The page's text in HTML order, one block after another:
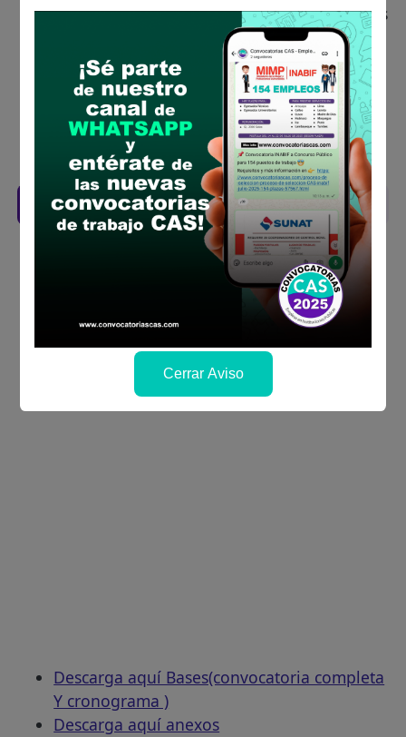
Antes de postular, verifica si cumples con los
requisitos para el puesto
Prepara tu documentación y presentalo en
la fechas y por los medios que indica las
bases
Revisar el cronograma para conocer cuando
se publicará los resultados
Descarga aquí las Bases
Descarga aquí Bases(convocatoria completa
Y cronograma )
Descarga aquí anexos
Cerrar Aviso